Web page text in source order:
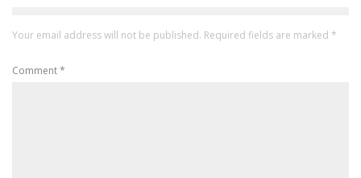
Your email address will not be published. Required fields are marked *
Comment*